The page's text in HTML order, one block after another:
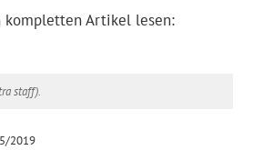
kompletten Artikel lesen:
staff).
2019